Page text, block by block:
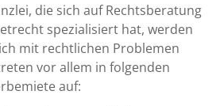
die sich auf Rechtsberatung
spezialisiert hat, werden
mit rechtlichen Problemen
vor allem in folgenden
auf: